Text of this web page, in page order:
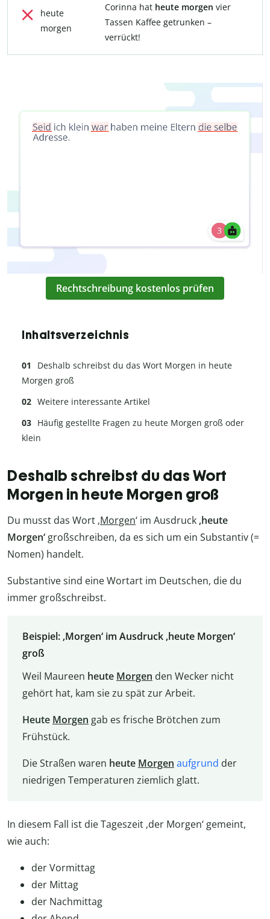
heute
morgen
Corinna hat heute morgen vier
Tassen Kaffee getrunken –
verrückt!
Rechtschreibung kostenlos prüfen
Inhaltsverzeichnis
Deshalb schreibst du das Wort Morgen in heute
Morgen groß
Weitere interessante Artikel
Häufig gestellte Fragen zu heute Morgen groß oder
klein
Deshalb schreibst du das Wort
Morgen in heute Morgen groß
Du musst das Wort ‚Morgen‘ im Ausdruck ‚heute
Morgen‘ großschreiben, da es sich um ein Substantiv (=
Nomen) handelt.
Substantive sind eine Wortart im Deutschen, die du
immer großschreibst.
Beispiel: ‚Morgen‘ im Ausdruck ‚heute Morgen‘
groß
Weil Maureen heute Morgen den Wecker nicht
gehört hat, kam sie zu spät zur Arbeit.
Heute Morgen gab es frische Brötchen zum
Frühstück.
Die Straßen waren heute Morgen aufgrund der
niedrigen Temperaturen ziemlich glatt.
In diesem Fall ist die Tageszeit ‚der Morgen‘ gemeint,
wie auch:
der Vormittag
der Mittag
der Nachmittag